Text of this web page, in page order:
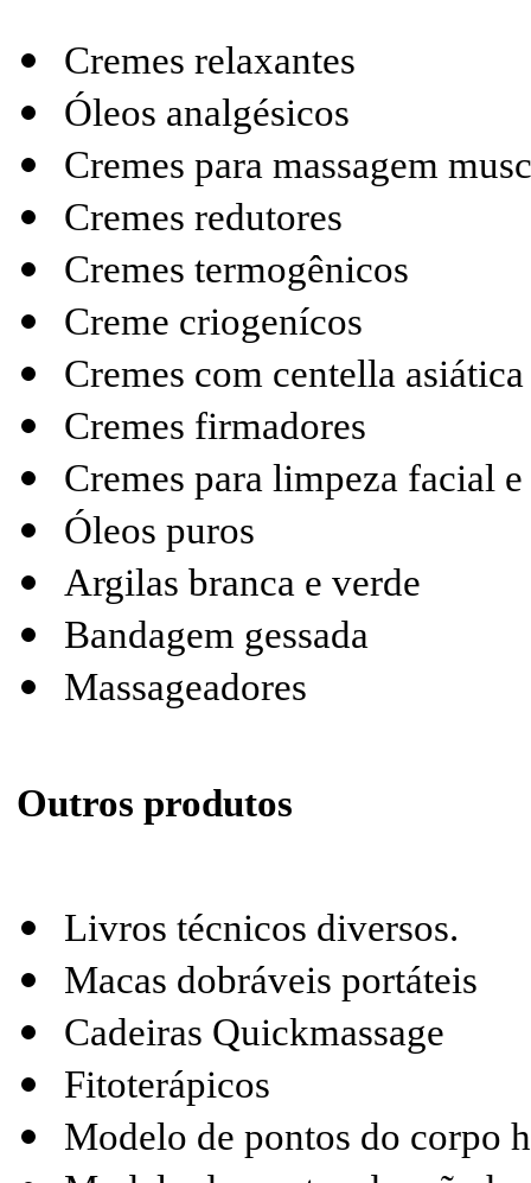
Cremes relaxantes
Óleos analgésicos
Cremes para massagem
Cremes redutores
Cremes termogênicos
Creme criogenícos
Cremes com centella asiática
Cremes firmadores
Cremes para limpeza facial
Óleos puros
Argilas branca e verde
Bandagem gessada
Massageadores
Outros produtos
Livros técnicos diversos.
Macas dobráveis portáteis
Cadeiras Quickmassage
Fitoterápicos
Modelo de pontos do corpo